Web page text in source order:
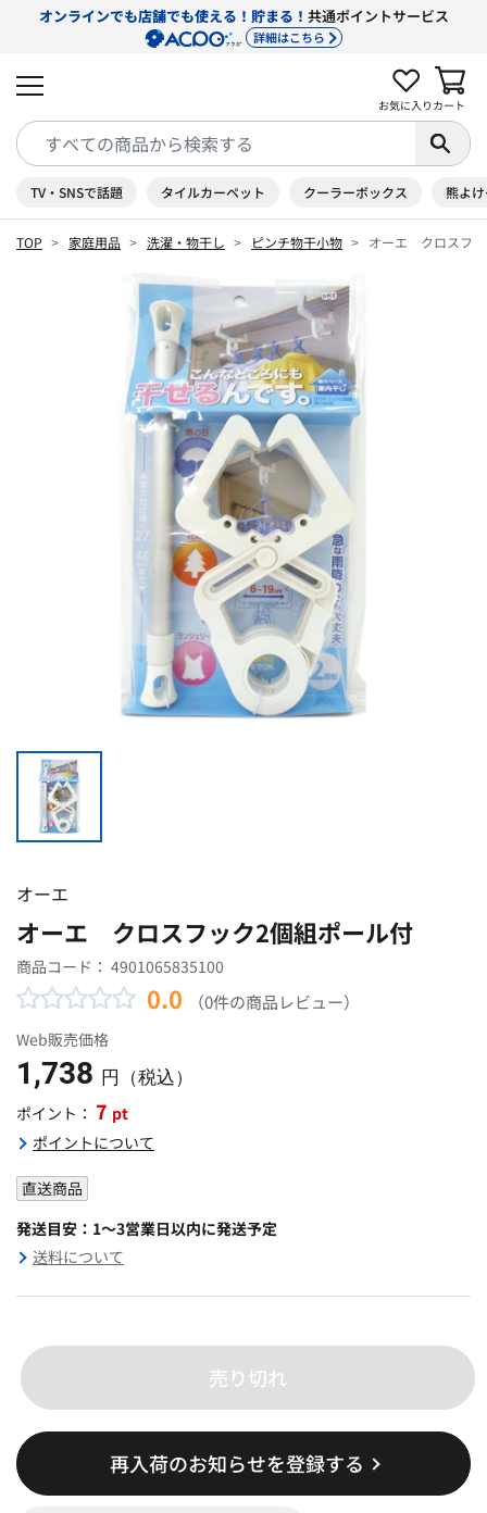
オンラインでも店舗でも使える！貯まる！ 共通ポイントサービス
詳細はこちら
お気に入り カート
TV・SNSで話題 タイルカーペット クーラーボックス 熊よ
TOP 家庭用品 洗濯・物干し ピンチ物干小物 オーエ クロスフ
オーエ
オーエ クロスフック2個組ポール付
商品コード： 4901065835100
0.0 （0件の商品レビュー）
Web販売価格
1,738 円（税込）
ポイント： 7 pt
ポイントについて
直送商品
発送目安：1～3営業日以内に発送予定
送料について
売り切れ
再入荷のお知らせを登録する